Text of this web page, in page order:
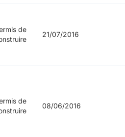
de
21/07/2016
de
08/06/2016